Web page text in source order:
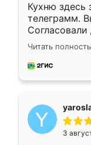
Кухню здесь
телеграмм.
недели
довольны
мебель за
Читать
3